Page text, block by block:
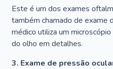
Este é um dos exames
também chamado de exame
médico utiliza um
do olho em detalhes.
3. Exame de pressão